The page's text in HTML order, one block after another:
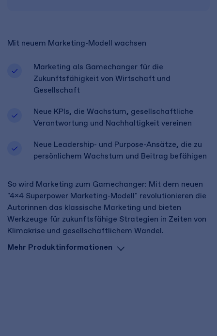
Mit neuem Marketing-Modell wachsen
Marketing als Gamechanger für die
Zukunftsfähigkeit von Wirtschaft und
Gesellschaft
Neue KPIs, die Wachstum, gesellschaftliche
Verantwortung und Nachhaltigkeit vereinen
Neue Leadership- und Purpose-Ansätze, die zu
persönlichem Wachstum und Beitrag befähigen
So wird Marketing zum Gamechanger: Mit dem neuen
"4x4 Superpower Marketing-Modell" revolutionieren die
Autorinnen das klassische Marketing und bieten
Werkzeuge für zukunftsfähige Strategien in Zeiten von
Klimakrise und gesellschaftlichem Wandel.
Mehr Produktinformationen